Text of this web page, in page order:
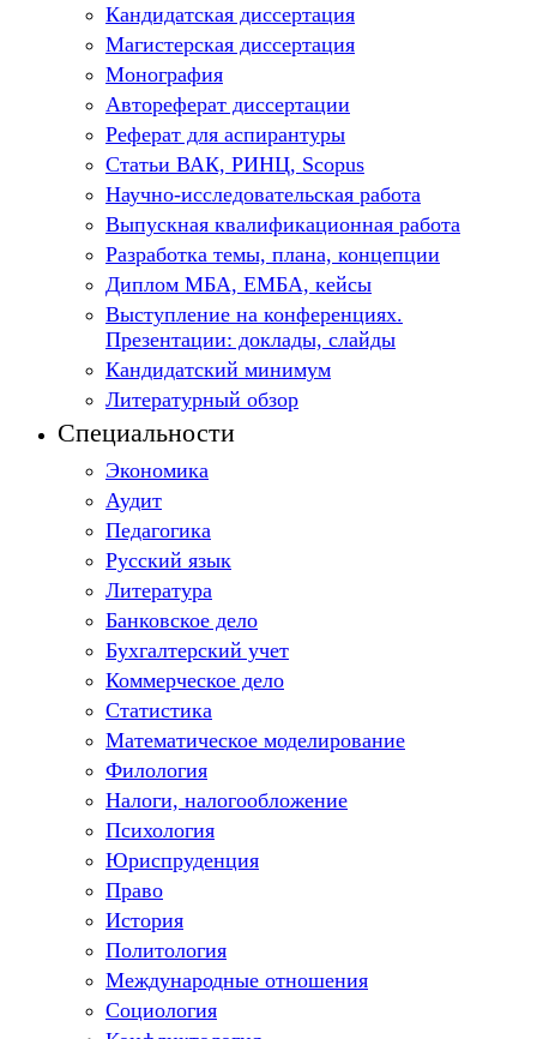
Кандидатская диссертация
Магистерская диссертация
Монография
Автореферат диссертации
Реферат для аспирантуры
Статьи ВАК, РИНЦ, Scopus
Научно-исследовательская работа
Выпускная квалификационная работа
Разработка темы, плана, концепции
Диплом МБА, ЕМБА, кейсы
Выступление на конференциях.
Презентации: доклады, слайды
Кандидатский минимум
Литературный обзор
Специальности
Экономика
Аудит
Педагогика
Русский язык
Литература
Банковское дело
Бухгалтерский учет
Коммерческое дело
Статистика
Математическое моделирование
Филология
Налоги, налогообложение
Психология
Юриспруденция
Право
История
Политология
Международные отношения
Социология